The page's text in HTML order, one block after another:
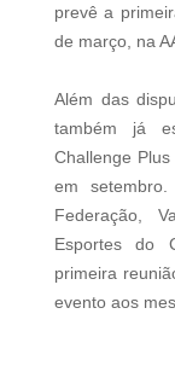
prevê a
de março, na
Além das
também já
Challenge
em
Federação,
Esportes do
primeira
evento aos